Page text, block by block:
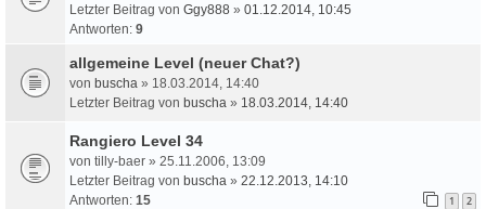
Letzter Beitrag von Ggy888 » 01.12.2014, 10:45
Antworten: 9
allgemeine Level (neuer Chat?)
von buscha » 18.03.2014, 14:40
Letzter Beitrag von buscha » 18.03.2014, 14:40
Rangiero Level 34
von tilly-baer » 25.11.2006, 13:09
Letzter Beitrag von buscha » 22.12.2013, 14:10
Antworten: 15 1 2